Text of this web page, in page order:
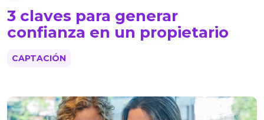
3 claves para generar
confianza en un propietario
CAPTACIÓN